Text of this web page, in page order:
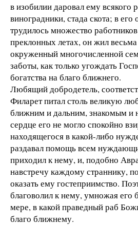
в изобилии даровал ему всякого
виноградники, стада скота; в
трудилось множество
преклонных летах, он жил
окруженный многочисленной
заботы, как только угождать
богатства на благо ближнего.
Любящий добродетель,
Филарет питал столь великую
ближним и дальним, знакомым и
сердце его не могло спокойно
находящегося в какой-либо
раздавал помощь всем
приходил к нему, и, подобно
навстречу каждому страннику,
оказать ему гостеприимство.
благоволил к нему, умножая его
мере, в какой праведный раб
благо ближнему.